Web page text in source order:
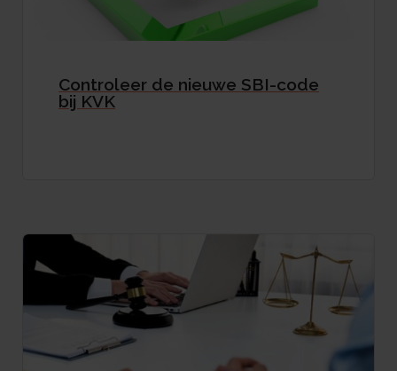
Controleer de nieuwe SBI-code
bij KVK